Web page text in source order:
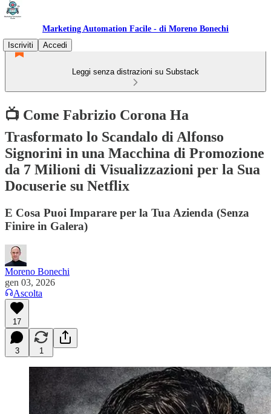
Marketing Automation Facile - di Moreno Bonechi
Iscriviti
Accedi
Leggi senza distrazioni su Substack
📺 Come Fabrizio Corona Ha
Trasformato lo Scandalo di Alfonso
Signorini in una Macchina di Promozione
da 7 Milioni di Visualizzazioni per la Sua
Docuserie su Netflix
E Cosa Puoi Imparare per la Tua Azienda (Senza
Finire in Galera)
Moreno Bonechi
gen 03, 2026
Ascolta
17
3 1